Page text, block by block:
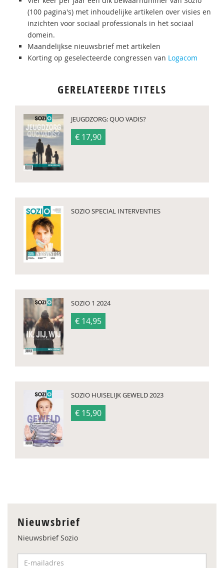
(100 pagina's) met inhoudelijke artikelen over visies en
inzichten voor sociaal professionals in het sociaal
domein.
Maandelijkse nieuwsbrief met artikelen
Korting op geselecteerde congressen van Logacom
GERELATEERDE TITELS
JEUGDZORG: QUO VADIS?
€ 17,90
SOZIO SPECIAL INTERVENTIES
SOZIO 1 2024
€ 14,95
SOZIO HUISELIJK GEWELD 2023
€ 15,90
Nieuwsbrief
Nieuwsbrief Sozio